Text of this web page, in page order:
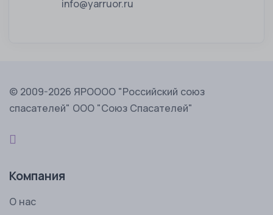
info@yarruor.ru
© 2009-2026 ЯРОООО "Российский союз
спасателей" ООО "Союз Спасателей"
Компания
О нас